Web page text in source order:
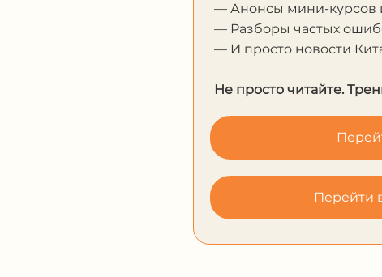
— Анонсы мини-курсов
— Разборы частых
— И просто новости
Не просто читайте.
Перейти